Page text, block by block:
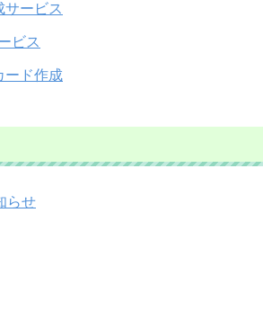
サービス
ビス
ード作成
らせ